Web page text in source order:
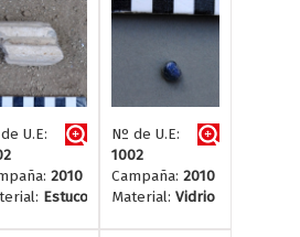
U.E:
2010
Estuco
Nº de U.E:
1002
Campaña:2010
Material:Vidrio